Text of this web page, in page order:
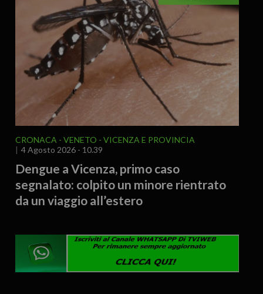
CRONACA VENETO
VICENZA E PROVINCIA
4 Agosto 2026 - 10.39
Dengue a Vicenza, primo caso
segnalato: colpito un minore rientrato
da un viaggio all’estero